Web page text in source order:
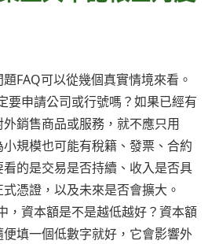
FAQ可以從幾個真實情境來看。
要申請公司或行號嗎？如果已經有
銷售商品或服務，就不應只用
小規模也可能有稅籍、發票、合約
的是交易是否持續、收入是否具
憑證，以及未來是否會擴大。
，資本額是不是越低越好？資本額
填一個低數字就好，它會影響外